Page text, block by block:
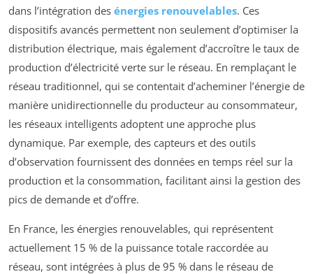
dans l’intégration des énergies renouvelables. Ces
dispositifs avancés permettent non seulement d’optimiser la
distribution électrique, mais également d’accroître le taux de
production d’électricité verte sur le réseau. En remplaçant le
réseau traditionnel, qui se contentait d’acheminer l’énergie de
manière unidirectionnelle du producteur au consommateur,
les réseaux intelligents adoptent une approche plus
dynamique. Par exemple, des capteurs et des outils
d’observation fournissent des données en temps réel sur la
production et la consommation, facilitant ainsi la gestion des
pics de demande et d’offre.
En France, les énergies renouvelables, qui représentent
actuellement 15 % de la puissance totale raccordée au
réseau, sont intégrées à plus de 95 % dans le réseau de